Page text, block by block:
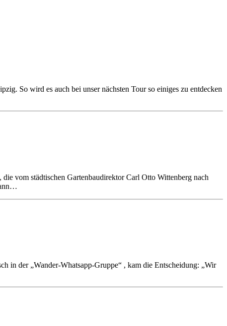
So wird es auch bei unser nächsten Tour so einiges zu entdecken
vom städtischen Gartenbaudirektor Carl Otto Wittenberg nach
in der „Wander-Whatsapp-Gruppe“ , kam die Entscheidung: „Wir